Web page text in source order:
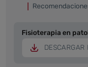
Fisioterapia en
DESCARGAR